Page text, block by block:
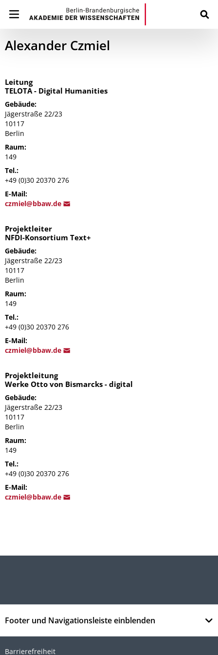
Alexander Czmiel
Leitung
TELOTA - Digital Humanities
Gebäude:
Jägerstraße 22/23
10117
Berlin
Raum:
149
Tel.:
+49 (0)30 20370 276
E-Mail:
czmiel@bbaw.de
Projektleiter
NFDI-Konsortium Text+
Gebäude:
Jägerstraße 22/23
10117
Berlin
Raum:
149
Tel.:
+49 (0)30 20370 276
E-Mail:
czmiel@bbaw.de
Projektleitung
Werke Otto von Bismarcks - digital
Gebäude:
Jägerstraße 22/23
10117
Berlin
Raum:
149
Tel.:
+49 (0)30 20370 276
E-Mail:
czmiel@bbaw.de
Footer und Navigationsleiste einblenden
Barrierefreiheit